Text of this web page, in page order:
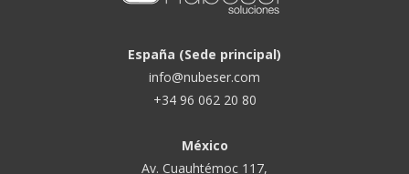
España (Sede principal)
info@nubeser.com
+34 96 062 20 80
México
Av. Cuauhtémoc 117,